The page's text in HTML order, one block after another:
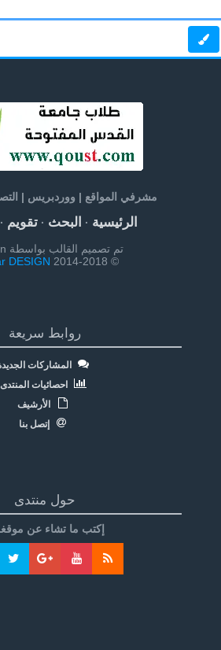
مشرفي المواقع | ووردبريس |
الرئيسية· البحث· تقويم·
تم تصميم القالب بواسطة NetPen:
© 2014-2018
Mishar DESIGN
روابط سريعة
المشاركات الجديدة
احصائيات المنتدى
الأرشيف
إتصل بنا
حول منتدى
إكتب ما تشاء عن